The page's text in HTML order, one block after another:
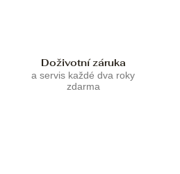
Doživotní záruka
a servis každé dva roky
zdarma